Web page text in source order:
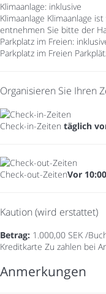
Klimaanlage: inklusive
Klimaanlage Klimaanlage
entnehmen Sie bitte der
Parkplatz im Freien:
Parkplatz im Freien
Organisieren Sie Ihren
Check-in-Zeiten täglich
Check-out-ZeitenVor
Kaution (wird erstattet)
Betrag: 1.000,00 SEK /
Kreditkarte Zu zahlen bei
Anmerkungen